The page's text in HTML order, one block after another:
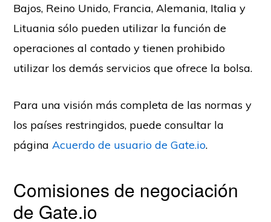
Bajos, Reino Unido, Francia, Alemania, Italia y
Lituania sólo pueden utilizar la función de
operaciones al contado y tienen prohibido
utilizar los demás servicios que ofrece la bolsa.
Para una visión más completa de las normas y
los países restringidos, puede consultar la
páginaAcuerdo de usuario de Gate.io.
Comisiones de negociación
de Gate.io